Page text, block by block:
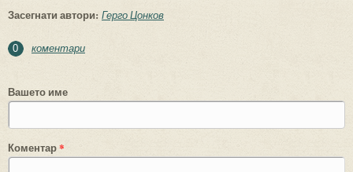
Засегнати автори: Герго Цонков
0 коментари
Вашето име
Коментар*